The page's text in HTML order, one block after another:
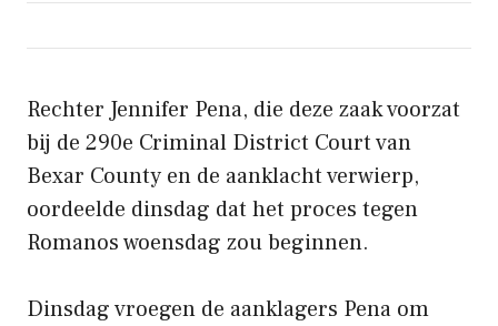
Rechter Jennifer Pena, die deze zaak voorzat
bij de 290e Criminal District Court van
Bexar County en de aanklacht verwierp,
oordeelde dinsdag dat het proces tegen
Romanos woensdag zou beginnen.
Dinsdag vroegen de aanklagers Pena om